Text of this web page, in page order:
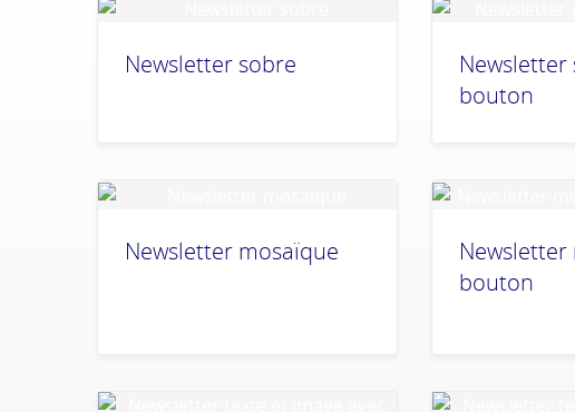
Newsletter sobre
bouton
Newsletter mosaïque
bouton